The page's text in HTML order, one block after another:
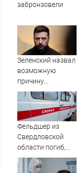
забронзовели
Зеленский назвал
возможную
причину
сокращения
поставок ракет
ПВО Киеву
Фельдшер из
Свердловской
области погиб,
спасая тонущую
девушку